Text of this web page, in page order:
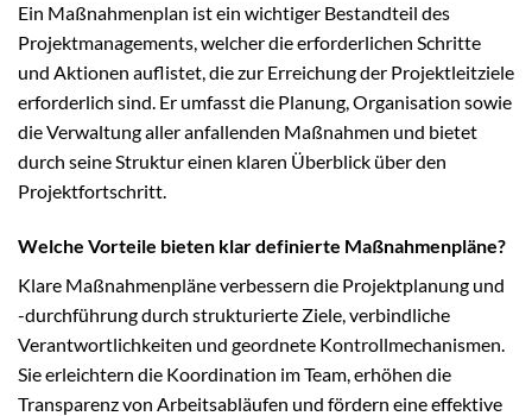
Ein Maßnahmenplan ist ein wichtiger Bestandteil des
Projektmanagements, welcher die erforderlichen Schritte
und Aktionen auflistet, die zur Erreichung der Projektleitziele
erforderlich sind. Er umfasst die Planung, Organisation sowie
die Verwaltung aller anfallenden Maßnahmen und bietet
durch seine Struktur einen klaren Überblick über den
Projektfortschritt.
Welche Vorteile bieten klar definierte Maßnahmenpläne?
Klare Maßnahmenpläne verbessern die Projektplanung und
-durchführung durch strukturierte Ziele, verbindliche
Verantwortlichkeiten und geordnete Kontrollmechanismen.
Sie erleichtern die Koordination im Team, erhöhen die
Transparenz von Arbeitsabläufen und fördern eine effektive